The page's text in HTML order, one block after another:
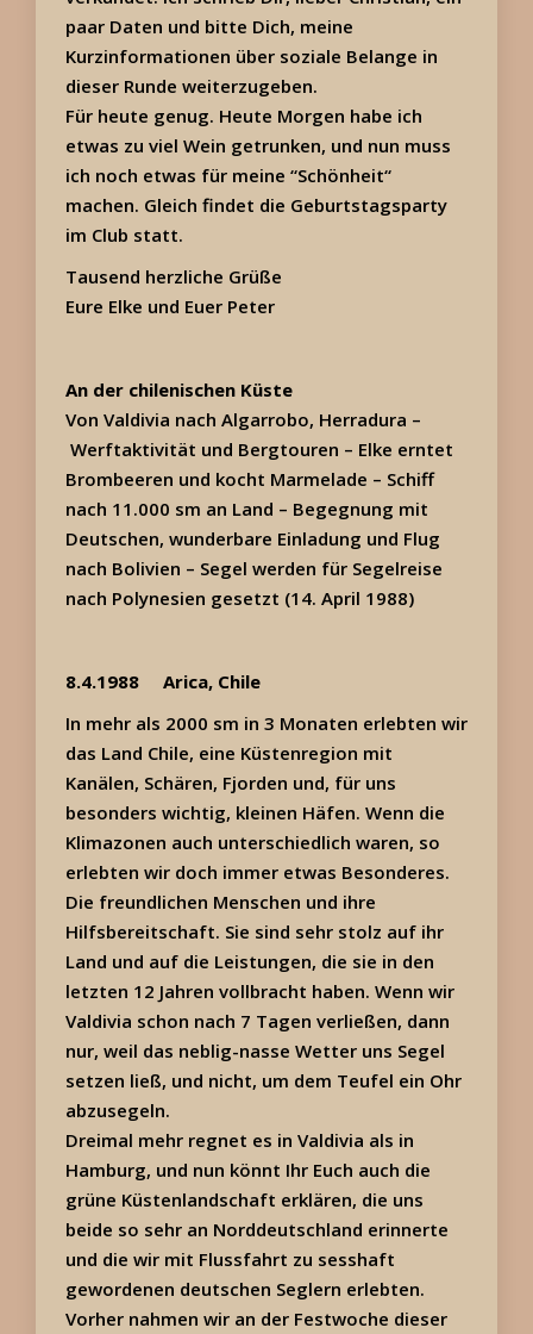
paar Daten und bitte Dich, meine
Kurzinformationen über soziale Belange in
dieser Runde weiterzugeben.
Für heute genug. Heute Morgen habe ich
etwas zu viel Wein getrunken, und nun muss
ich noch etwas für meine “Schönheit“
machen. Gleich findet die Geburtstagsparty
im Club statt.
Tausend herzliche Grüße
Eure Elke und Euer Peter
An der chilenischen Küste
Von Valdivia nach Algarrobo, Herradura –
Werftaktivität und Bergtouren – Elke erntet
Brombeeren und kocht Marmelade – Schiff
nach 11.000 sm an Land – Begegnung mit
Deutschen, wunderbare Einladung und Flug
nach Bolivien – Segel werden für Segelreise
nach Polynesien gesetzt (14. April 1988)
8.4.1988 Arica, Chile
In mehr als 2000 sm in 3 Monaten erlebten wir
das Land Chile, eine Küstenregion mit
Kanälen, Schären, Fjorden und, für uns
besonders wichtig, kleinen Häfen. Wenn die
Klimazonen auch unterschiedlich waren, so
erlebten wir doch immer etwas Besonderes.
Die freundlichen Menschen und ihre
Hilfsbereitschaft. Sie sind sehr stolz auf ihr
Land und auf die Leistungen, die sie in den
letzten 12 Jahren vollbracht haben. Wenn wir
Valdivia schon nach 7 Tagen verließen, dann
nur, weil das neblig-nasse Wetter uns Segel
setzen ließ, und nicht, um dem Teufel ein Ohr
abzusegeln.
Dreimal mehr regnet es in Valdivia als in
Hamburg, und nun könnt Ihr Euch auch die
grüne Küstenlandschaft erklären, die uns
beide so sehr an Norddeutschland erinnerte
und die wir mit Flussfahrt zu sesshaft
gewordenen deutschen Seglern erlebten.
Vorher nahmen wir an der Festwoche dieser